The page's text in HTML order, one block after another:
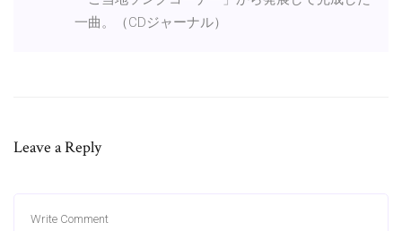
一曲。（CDジャーナル）
Leave a Reply